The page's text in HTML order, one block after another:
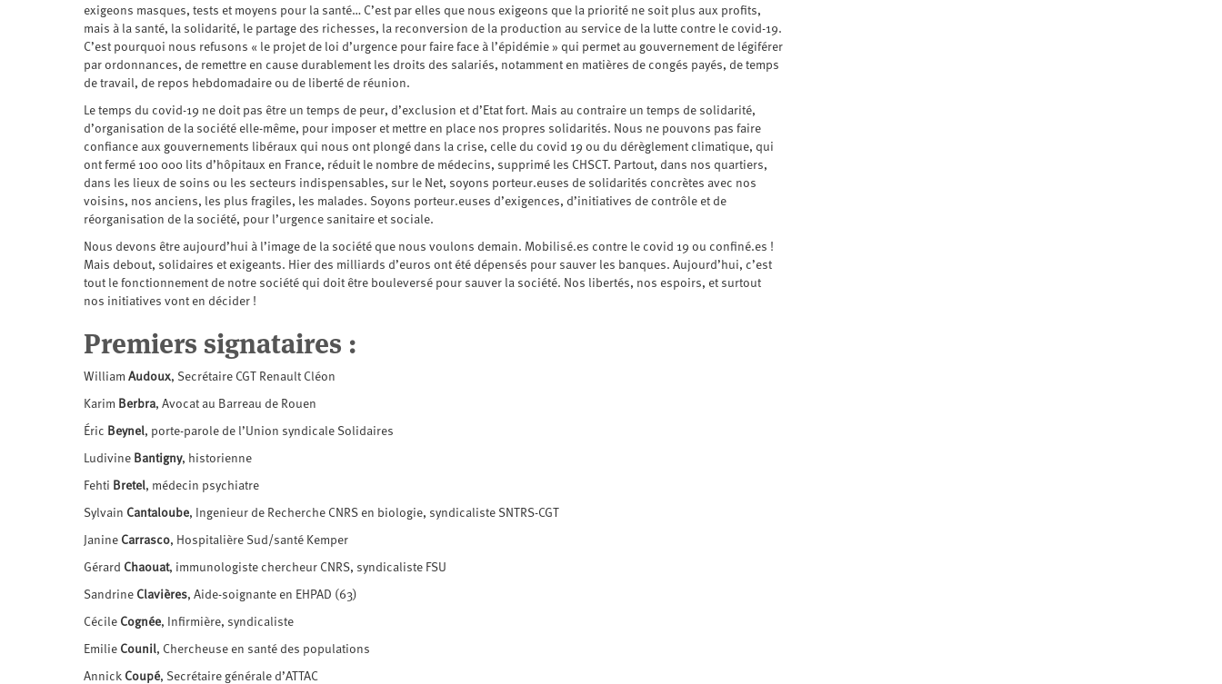
exigeons masques, tests et moyens pour la santé… C’est par elles que nous exigeons que la priorité ne soit plus aux profits,
mais à la santé, la solidarité, le partage des richesses, la reconversion de la production au service de la lutte contre le covid-19.
C’est pourquoi nous refusons « le projet de loi d’urgence pour faire face à l’épidémie » qui permet au gouvernement de légiférer
par ordonnances, de remettre en cause durablement les droits des salariés, notamment en matières de congés payés, de temps
de travail, de repos hebdomadaire ou de liberté de réunion.
Le temps du covid-19 ne doit pas être un temps de peur, d’exclusion et d’Etat fort. Mais au contraire un temps de solidarité,
d’organisation de la société elle-même, pour imposer et mettre en place nos propres solidarités. Nous ne pouvons pas faire
confiance aux gouvernements libéraux qui nous ont plongé dans la crise, celle du covid 19 ou du dérèglement climatique, qui
ont fermé 100 000 lits d’hôpitaux en France, réduit le nombre de médecins, supprimé les CHSCT. Partout, dans nos quartiers,
dans les lieux de soins ou les secteurs indispensables, sur le Net, soyons porteur.euses de solidarités concrètes avec nos
voisins, nos anciens, les plus fragiles, les malades. Soyons porteur.euses d’exigences, d’initiatives de contrôle et de
réorganisation de la société, pour l’urgence sanitaire et sociale.
Nous devons être aujourd’hui à l’image de la société que nous voulons demain. Mobilisé.es contre le covid 19 ou confiné.es !
Mais debout, solidaires et exigeants. Hier des milliards d’euros ont été dépensés pour sauver les banques. Aujourd’hui, c’est
tout le fonctionnement de notre société qui doit être bouleversé pour sauver la société. Nos libertés, nos espoirs, et surtout
nos initiatives vont en décider !
Premiers signataires :
William Audoux, Secrétaire CGT Renault Cléon
Karim Berbra, Avocat au Barreau de Rouen
Éric Beynel, porte-parole de l’Union syndicale Solidaires
Ludivine Bantigny, historienne
Fehti Bretel, médecin psychiatre
Sylvain Cantaloube, Ingenieur de Recherche CNRS en biologie, syndicaliste SNTRS-CGT
Janine Carrasco, Hospitalière Sud/santé Kemper
Gérard Chaouat, immunologiste chercheur CNRS, syndicaliste FSU
Sandrine Clavières, Aide-soignante en EHPAD (63)
Cécile Cognée, Infirmière, syndicaliste
Emilie Counil, Chercheuse en santé des populations
Annick Coupé, Secrétaire générale d’ATTAC